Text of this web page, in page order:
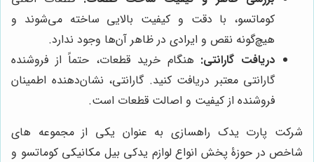
کوماتسو، با دقت و کیفیت بالایی ساخته می‌شوند و
هیچ‌گونه نقص و ایرادی در ظاهر آن‌ها وجود ندارد.
دریافت گارانتی: هنگام خرید قطعات، حتماً از فروشنده
گارانتی معتبر دریافت کنید. گارانتی، نشان‌دهنده اطمینان
فروشنده از کیفیت و اصالت قطعات است.
شرکت پارت یدک راهسازی به عنوان یکی از مجموعه های
شاخص در حوزۀ پخش انواع لوازم یدکی بیل مکانیکی کوماتسو و